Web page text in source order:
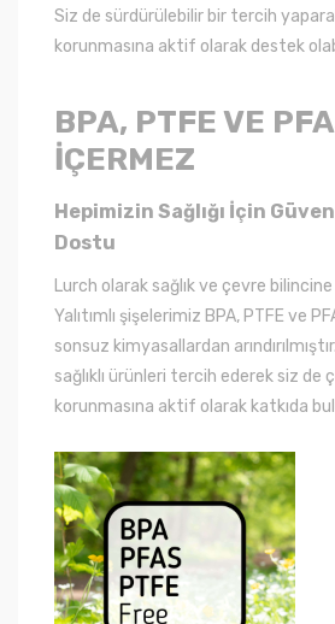
Siz de sürdürülebilir bir tercih
korunmasına aktif olarak destek
BPA, PTFE VE
İÇERMEZ
Hepimizin Sağlığı İçin
Dostu
Lurch olarak sağlık ve çevre
Yalıtımlı şişelerimiz BPA, PTFE ve
sonsuz kimyasallardan
sağlıklı ürünleri tercih ederek siz de
korunmasına aktif olarak katkıda